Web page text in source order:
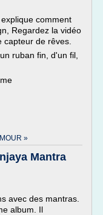
comment
Regardez la vidéo
de rêves.
ruban fin, d'un fil,
»
Mantra
avec des mantras.
album. Il